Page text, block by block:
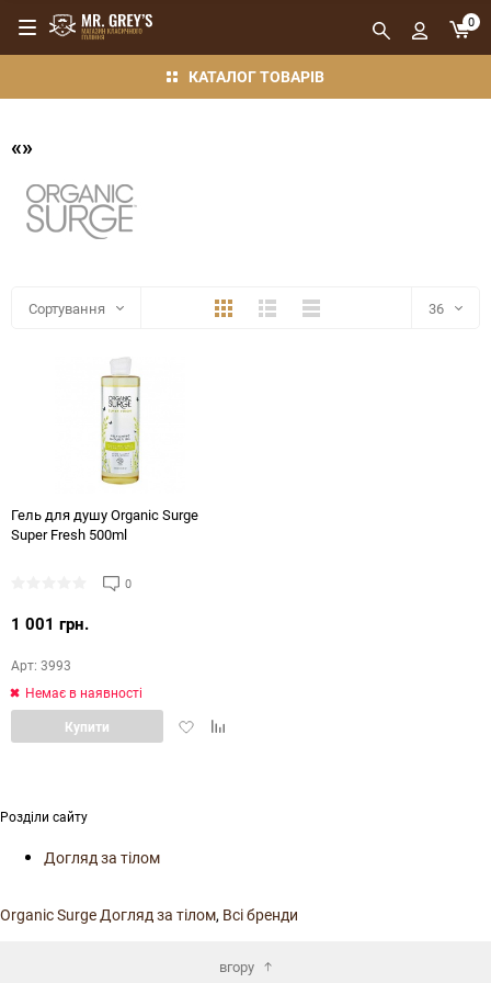
КАТАЛОГ ТОВАРІВ
0
«»
Сортування ПлиткаДетальноКомпактно 36
Гель для душу Organic Surge
Super Fresh 500ml
0
1 001 грн.
Арт: 3993
Немає в наявності
ДодатиДодати
Купити
Розділи сайту
Догляд за тілом
Organic Surge Догляд за тілом, Всі бренди
вгору